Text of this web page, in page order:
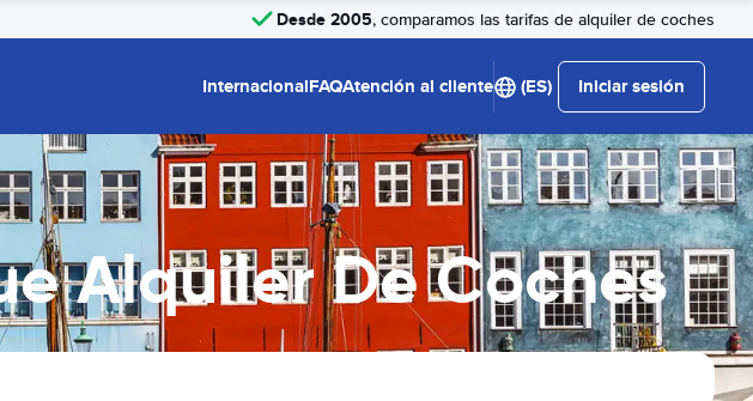
Desde 2005, comparamos las tarifas de alquiler de coches
InternacionalFAQAtención al cliente (ES) Iniciar sesión
Alquiler De Coches